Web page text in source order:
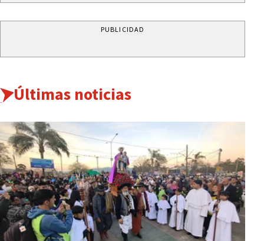
PUBLICIDAD
Últimas noticias